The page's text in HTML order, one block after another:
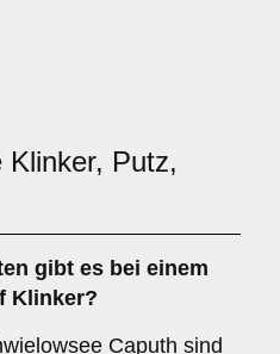
Klinker, Putz,
gibt es bei einem
Klinker?
Caputh sind